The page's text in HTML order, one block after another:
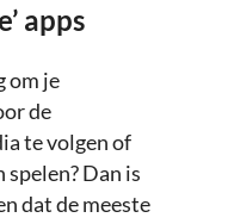
apps
om je
de
te volgen of
Dan is
dat de meeste